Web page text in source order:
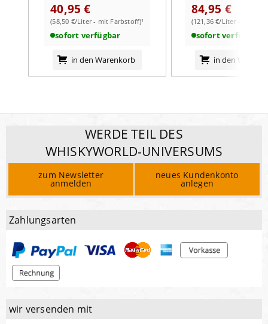
40,95 €
(58,50 €/Liter - mit Farbstoff)¹
sofort verfügbar
in den Warenkorb
84,95 €
(121,36 €/Liter - mit
sofort verfügbar
in den
WERDE TEIL DES
WHISKYWORLD-UNIVERSUMS
zum Newsletter
anmelden
neues Kundenkonto
anlegen
Zahlungsarten
wir versenden mit